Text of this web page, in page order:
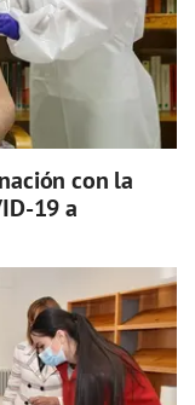
con la
19 a